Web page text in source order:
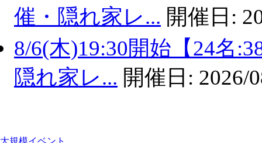
催・隠れ家レ... 開催日:
8/6(木)19:30開始【24名
隠れ家レ... 開催日: 2026/
大規模イベント